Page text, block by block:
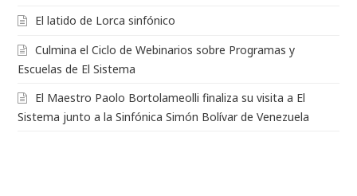
El latido de Lorca sinfónico
Culmina el Ciclo de Webinarios sobre Programas y
Escuelas de El Sistema
El Maestro Paolo Bortolameolli finaliza su visita a El
Sistema junto a la Sinfónica Simón Bolívar de Venezuela